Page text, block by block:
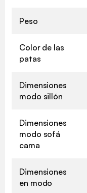
Peso
Color de las
patas
Dimensiones
modo sillón
Dimensiones
modo sofá
cama
Dimensiones
en modo